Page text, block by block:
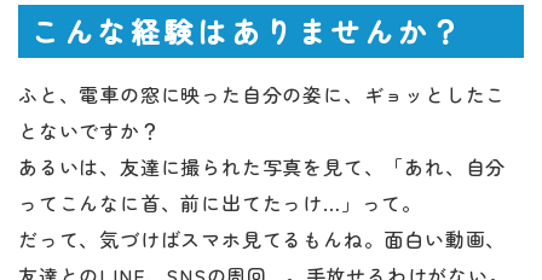
こんな経験はありませんか？
ふと、電車の窓に映った自分の姿に、ギョッとしたこ
とないですか？
あるいは、友達に撮られた写真を見て、「あれ、自分
ってこんなに首、前に出てたっけ…」って。
だって、気づけばスマホ見てるもんね。面白い動画、